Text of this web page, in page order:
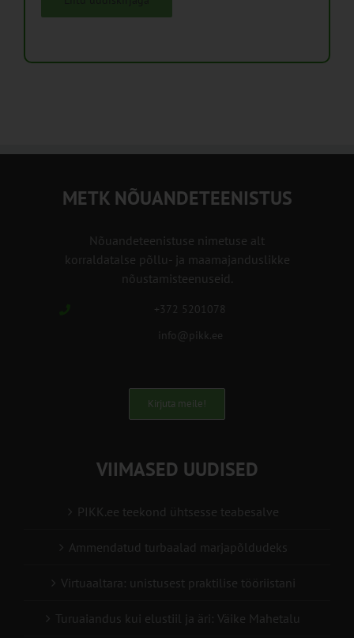
METK NÕUANDETEENISTUS
Nõuandeteenistuse nimetuse alt
korraldatalse põllu- ja maamajanduslikke
nõustamisteenuseid.
+372 5201078
info@pikk.ee
Kirjuta meile!
VIIMASED UUDISED
PIKK.ee teekond ühtsesse teabesalve
Ammendatud turbaalad marjapõldudeks
Virtuaaltara: unistusest praktilise tööriistani
Turuaiandus kui elustiil ja äri: Väike Mahetalu